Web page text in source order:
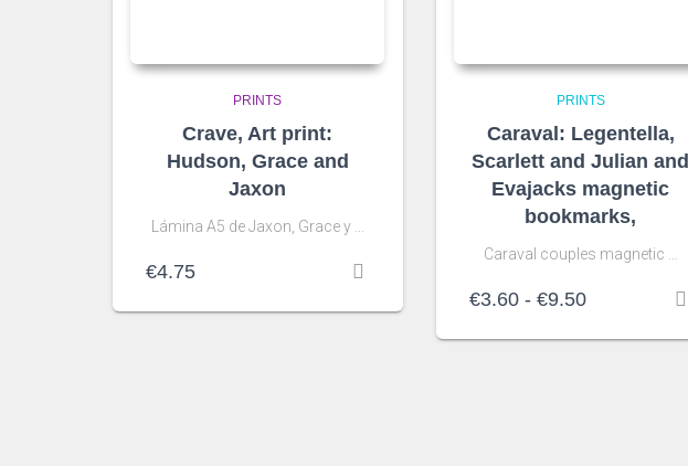
PRINTS
Crave, Art print:
Hudson, Grace and
Jaxon
Lámina A5 de Jaxon, Grace y …
€4.75
PRINTS
Caraval: Legentella,
Scarlett and Julian and
Evajacks magnetic
bookmarks,
Caraval couples magnetic …
€3.60 - €9.50Rango
precios: